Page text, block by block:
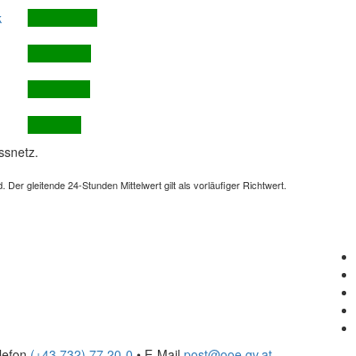
gleitende 24-Stunden Mittelwert gilt als vorläufiger Richtwert.